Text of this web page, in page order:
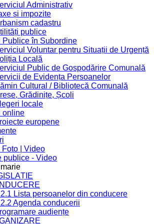
Administrativ
și impozite
cadastru
publice
Publice în Subordine
Voluntar pentru Situații de Urgență
Locală
Public de Gospodărire Comunală
de Evidența Persoanelor
Cultural / Bibliotecă Comunală
Grădinițe, Școli
locale
online
europene
Foto | Video
publice - Video
Lista persoanelor din conducere
Agenda conducerii
audiențe